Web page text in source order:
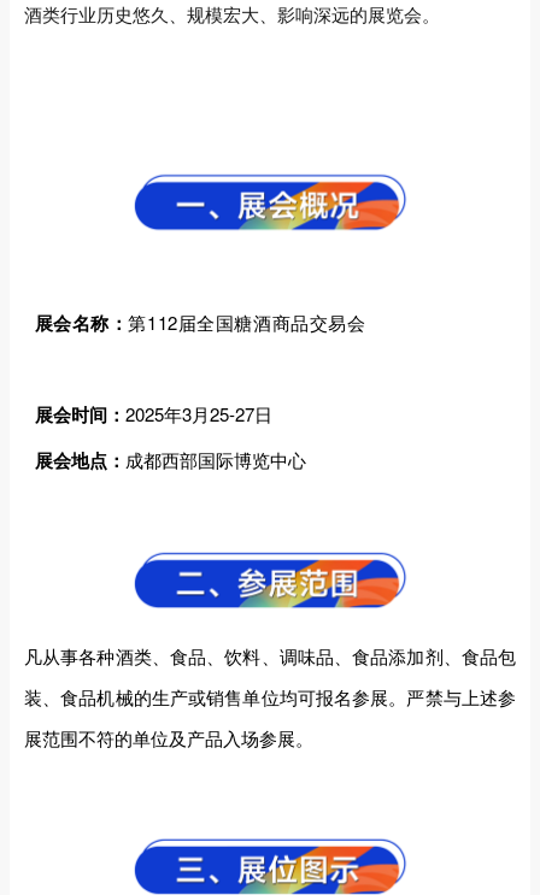
酒类行业历史悠久、规模宏大、影响深远的展览会。
展会名称：第112届全国糖酒商品交易会
展会时间： 2025年3月25-27日
展会地点： 成都西部国际博览中心
凡从事各种酒类、食品、饮料、调味品、食品添加剂、食品包
装、食品机械的生产或销售单位均可报名参展。严禁与上述参
展范围不符的单位及产品入场参展。